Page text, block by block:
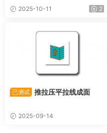
2025-10-11 2
已测试 推拉压平拉线成面
2025-09-14